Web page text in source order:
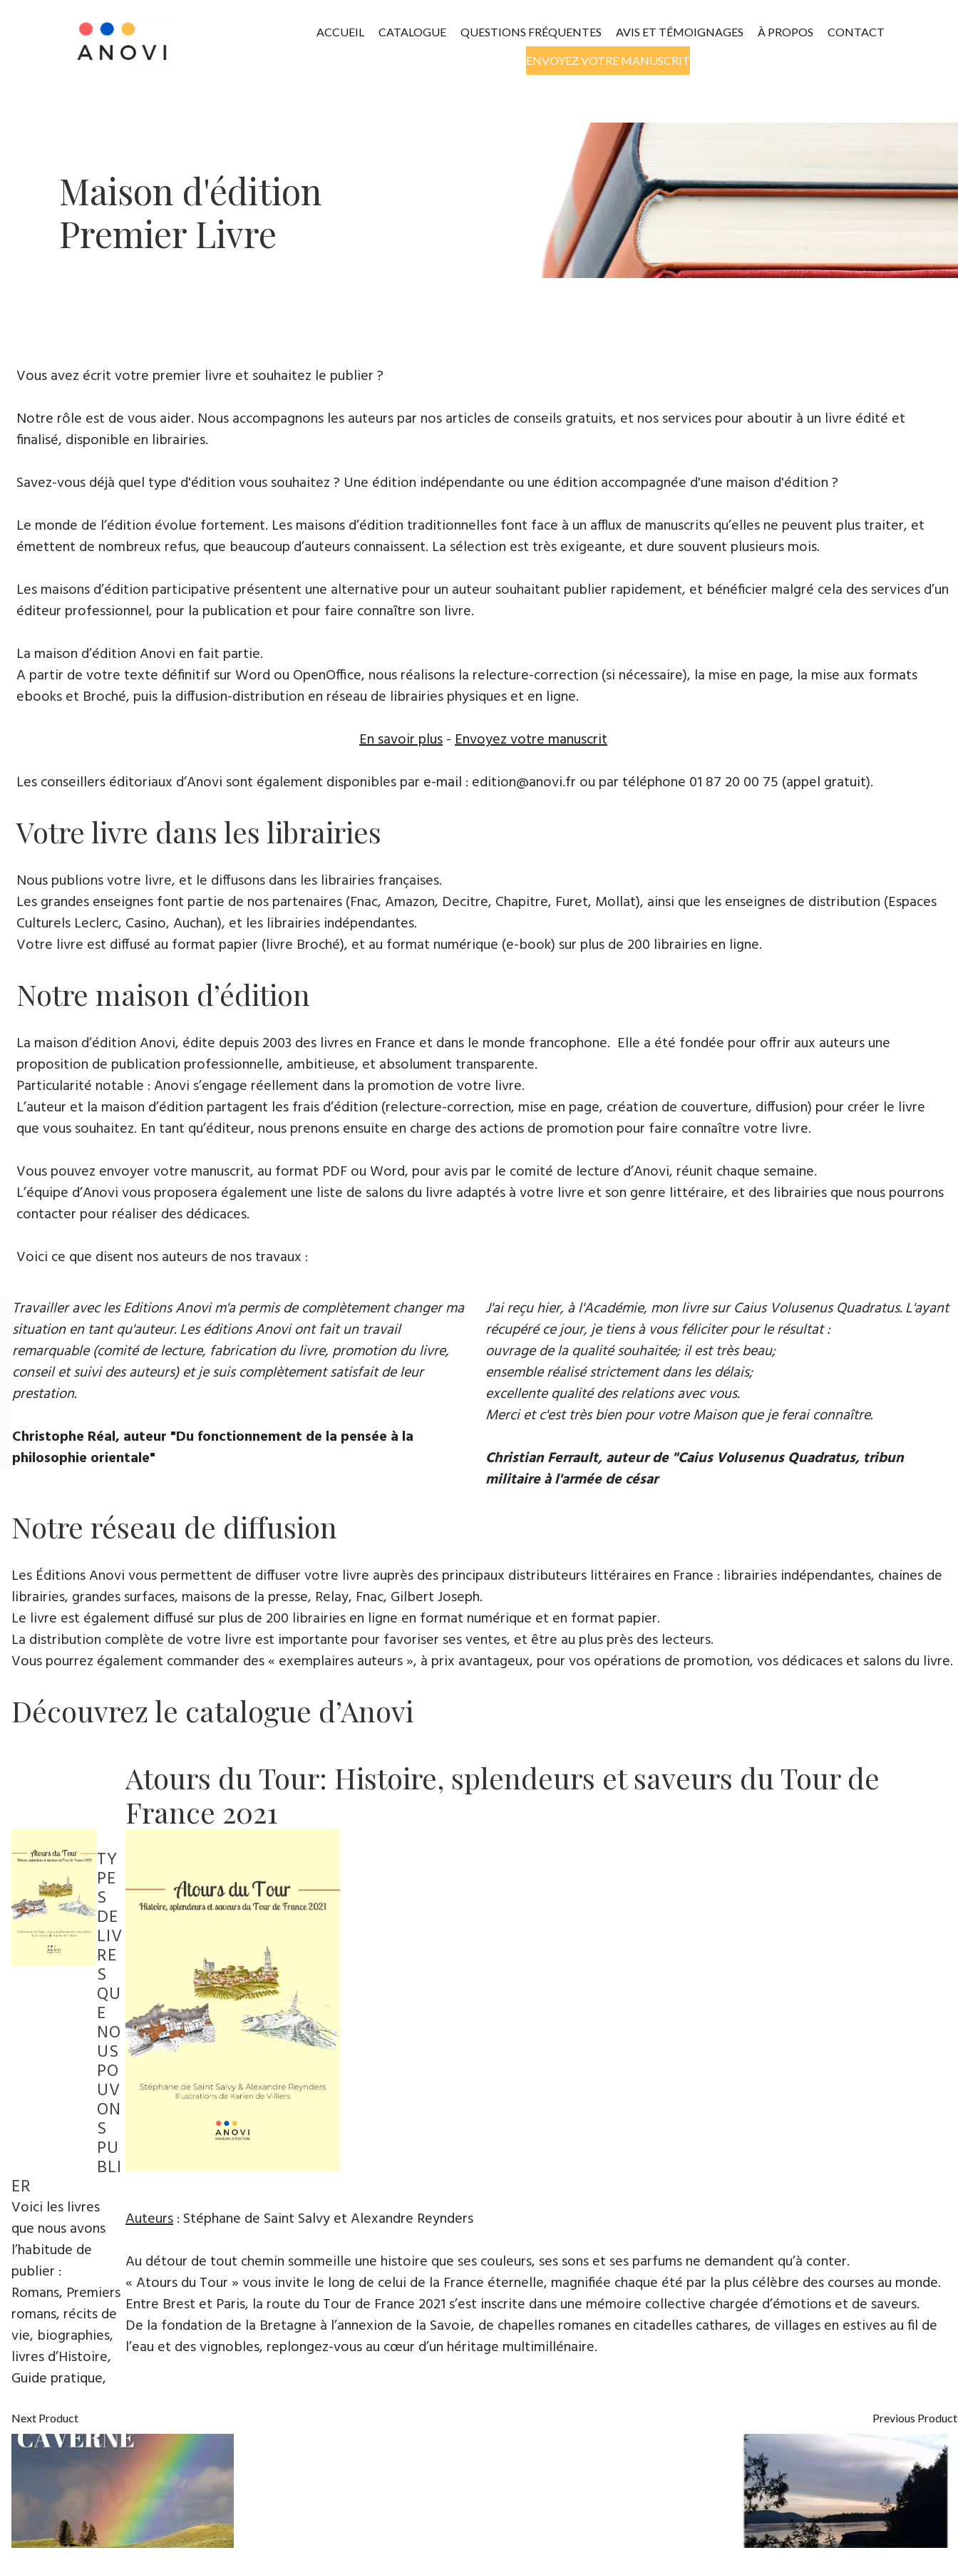
ACCUEIL CATALOGUE QUESTIONS FRÉQUENTES AVIS ET TÉMOIGNAGES À PROPOS CONTACT
ENVOYEZ VOTRE MANUSCRIT
Maison d'édition
Premier Livre
Vous avez écrit votre premier livre et souhaitez le publier ?
Notre rôle est de vous aider. Nous accompagnons les auteurs par nos articles de conseils gratuits, et nos services pour aboutir à un livre édité et
finalisé, disponible en librairies.
Savez-vous déjà quel type d'édition vous souhaitez ? Une édition indépendante ou une édition accompagnée d'une maison d'édition ?
Le monde de l’édition évolue fortement. Les maisons d’édition traditionnelles font face à un afflux de manuscrits qu’elles ne peuvent plus traiter, et
émettent de nombreux refus, que beaucoup d’auteurs connaissent. La sélection est très exigeante, et dure souvent plusieurs mois.
Les maisons d’édition participative présentent une alternative pour un auteur souhaitant publier rapidement, et bénéficier malgré cela des services d’un
éditeur professionnel, pour la publication et pour faire connaître son livre.
La maison d’édition Anovi en fait partie.
A partir de votre texte définitif sur Word ou OpenOffice, nous réalisons la relecture-correction (si nécessaire), la mise en page, la mise aux formats
ebooks et Broché, puis la diffusion-distribution en réseau de librairies physiques et en ligne.
En savoir plus-Envoyez votre manuscrit
Les conseillers éditoriaux d’Anovi sont également disponibles par e-mail : edition@anovi.fr ou par téléphone 01 87 20 00 75 (appel gratuit).
Votre livre dans les librairies
Nous publions votre livre, et le diffusons dans les librairies françaises.
Les grandes enseignes font partie de nos partenaires (Fnac, Amazon, Decitre, Chapitre, Furet, Mollat), ainsi que les enseignes de distribution (Espaces
Culturels Leclerc, Casino, Auchan), et les librairies indépendantes.
Votre livre est diffusé au format papier (livre Broché), et au format numérique (e-book) sur plus de 200 librairies en ligne.
Notre maison d’édition
La maison d’édition Anovi, édite depuis 2003 des livres en France et dans le monde francophone. Elle a été fondée pour offrir aux auteurs une
proposition de publication professionnelle, ambitieuse, et absolument transparente.
Particularité notable : Anovi s’engage réellement dans la promotion de votre livre.
L’auteur et la maison d’édition partagent les frais d’édition (relecture-correction, mise en page, création de couverture, diffusion) pour créer le livre
que vous souhaitez. En tant qu’éditeur, nous prenons ensuite en charge des actions de promotion pour faire connaître votre livre.
Vous pouvez envoyer votre manuscrit, au format PDF ou Word, pour avis par le comité de lecture d’Anovi, réunit chaque semaine.
L’équipe d’Anovi vous proposera également une liste de salons du livre adaptés à votre livre et son genre littéraire, et des librairies que nous pourrons
contacter pour réaliser des dédicaces.
Voici ce que disent nos auteurs de nos travaux :
Travailler avec les Editions Anovi m'a permis de complètement changer ma
situation en tant qu'auteur. Les éditions Anovi ont fait un travail
remarquable (comité de lecture, fabrication du livre, promotion du livre,
conseil et suivi des auteurs) et je suis complètement satisfait de leur
prestation.
Christophe Réal, auteur "Du fonctionnement de la pensée à la
philosophie orientale"
J'ai reçu hier, à l'Académie, mon livre sur Caius Volusenus Quadratus. L'ayant
récupéré ce jour, je tiens à vous féliciter pour le résultat :
ouvrage de la qualité souhaitée; il est très beau;
ensemble réalisé strictement dans les délais;
excellente qualité des relations avec vous.
Merci et c'est très bien pour votre Maison que je ferai connaître.
Christian Ferrault, auteur de "Caius Volusenus Quadratus, tribun
militaire à l'armée de césar
Notre réseau de diffusion
Les Éditions Anovi vous permettent de diffuser votre livre auprès des principaux distributeurs littéraires en France : librairies indépendantes, chaines de
librairies, grandes surfaces, maisons de la presse, Relay, Fnac, Gilbert Joseph.
Le livre est également diffusé sur plus de 200 librairies en ligne en format numérique et en format papier.
La distribution complète de votre livre est importante pour favoriser ses ventes, et être au plus près des lecteurs.
Vous pourrez également commander des « exemplaires auteurs », à prix avantageux, pour vos opérations de promotion, vos dédicaces et salons du livre.
Découvrez le catalogue d’Anovi
Atours du Tour: Histoire, splendeurs et saveurs du Tour de
France 2021
Auteurs: Stéphane de Saint Salvy et Alexandre Reynders
Au détour de tout chemin sommeille une histoire que ses couleurs, ses sons et ses parfums ne demandent qu’à conter.
« Atours du Tour » vous invite le long de celui de la France éternelle, magnifiée chaque été par la plus célèbre des courses au monde.
Entre Brest et Paris, la route du Tour de France 2021 s’est inscrite dans une mémoire collective chargée d’émotions et de saveurs.
De la fondation de la Bretagne à l’annexion de la Savoie, de chapelles romanes en citadelles cathares, de villages en estives au fil de
l’eau et des vignobles, replongez-vous au cœur d’un héritage multimillénaire.
Next Product Previous Product
TY
PE
S
DE
LIV
RE
S
QU
E
NO
US
PO
UV
ON
S
PU
BLI
ER
Voici les livres
que nous avons
l’habitude de
publier :
Romans, Premiers
romans, récits de
vie, biographies,
livres d’Histoire,
Guide pratique,